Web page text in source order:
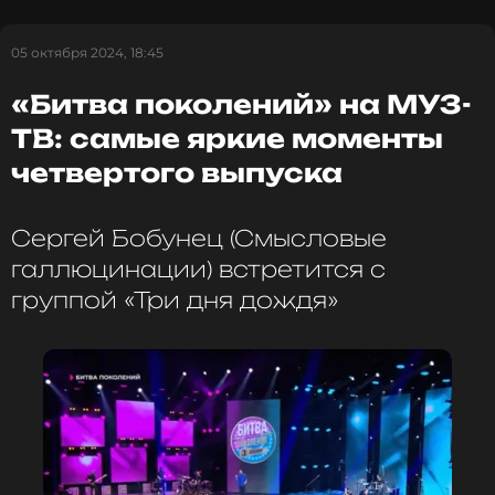
и многое другое >
чтобы оставаться в курсе событий
ПОДПИСАТЬСЯ
05 октября 2024, 18:45
«Битва поколений» на МУЗ-
ТВ: самые яркие моменты
четвертого выпуска
Сергей Бобунец (Смысловые
галлюцинации) встретится с
группой «Три дня дождя»